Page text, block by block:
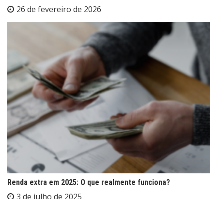
26 de fevereiro de 2026
Renda extra em 2025: O que realmente funciona?
3 de julho de 2025